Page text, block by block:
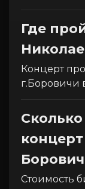
Где
Концерт
г.Боровичи
Стоимость